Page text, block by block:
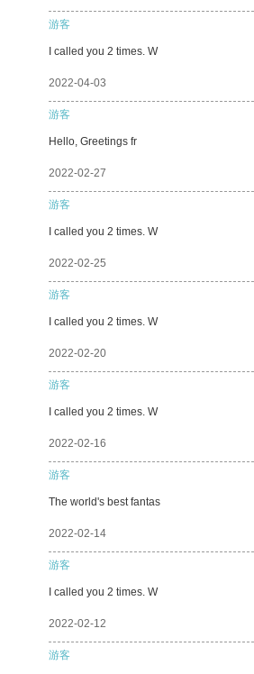
游客
I called you 2 times. W
2022-04-03
游客
Hello, Greetings fr
2022-02-27
游客
I called you 2 times. W
2022-02-25
游客
I called you 2 times. W
2022-02-20
游客
I called you 2 times. W
2022-02-16
游客
The world's best fantas
2022-02-14
游客
I called you 2 times. W
2022-02-12
游客